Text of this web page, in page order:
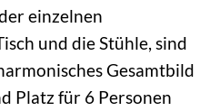
einzelnen
und die Stühle, sind
Gesamtbild
Platz für 6 Personen